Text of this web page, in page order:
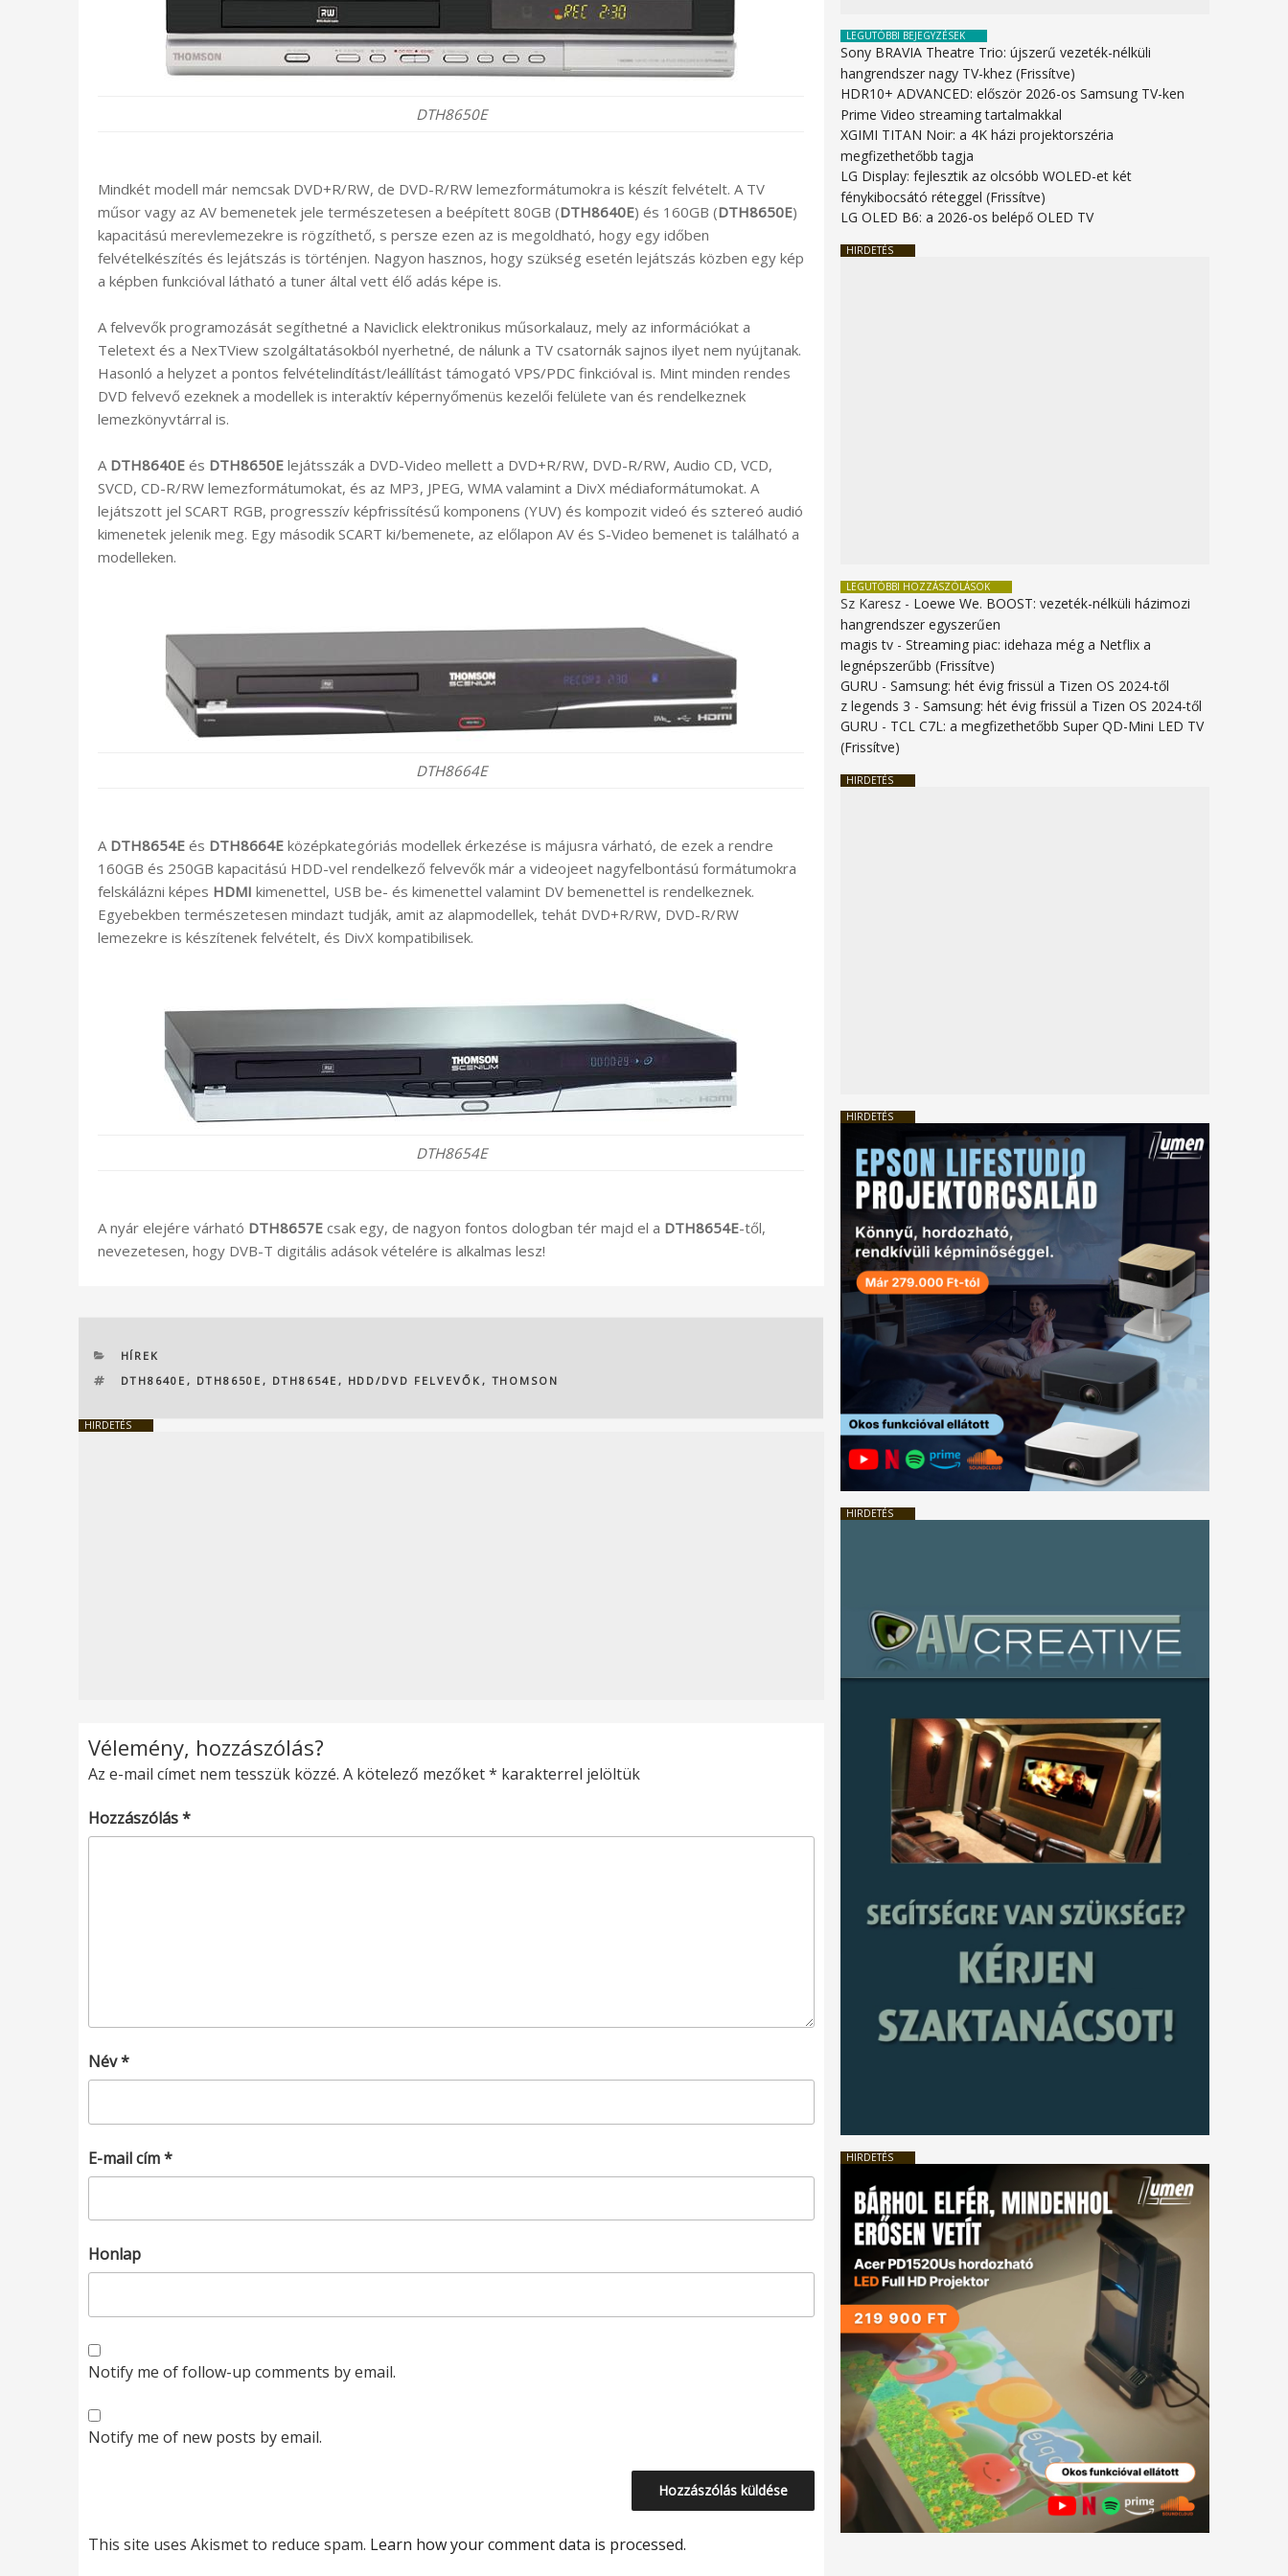
DTH8650E
Mindkét modell már nemcsak DVD+R/RW, de DVD-R/RW lemezformátumokra is készít felvételt. A TV
műsor vagy az AV bemenetek jele természetesen a beépített 80GB (DTH8640E) és 160GB (DTH8650E)
kapacitású merevlemezekre is rögzíthető, s persze ezen az is megoldható, hogy egy időben
felvételkészítés és lejátszás is történjen. Nagyon hasznos, hogy szükség esetén lejátszás közben egy kép
a képben funkcióval látható a tuner által vett élő adás képe is.
A felvevők programozását segíthetné a Naviclick elektronikus műsorkalauz, mely az információkat a
Teletext és a NexTView szolgáltatásokból nyerhetné, de nálunk a TV csatornák sajnos ilyet nem nyújtanak.
Hasonló a helyzet a pontos felvételindítást/leállítást támogató VPS/PDC finkcióval is. Mint minden rendes
DVD felvevő ezeknek a modellek is interaktív képernyőmenüs kezelői felülete van és rendelkeznek
lemezkönyvtárral is.
A DTH8640E és DTH8650E lejátsszák a DVD-Video mellett a DVD+R/RW, DVD-R/RW, Audio CD, VCD,
SVCD, CD-R/RW lemezformátumokat, és az MP3, JPEG, WMA valamint a DivX médiaformátumokat. A
lejátszott jel SCART RGB, progresszív képfrissítésű komponens (YUV) és kompozit videó és sztereó audió
kimenetek jelenik meg. Egy második SCART ki/bemenete, az előlapon AV és S-Video bemenet is található a
modelleken.
DTH8664E
A DTH8654E és DTH8664E középkategóriás modellek érkezése is májusra várható, de ezek a rendre
160GB és 250GB kapacitású HDD-vel rendelkező felvevők már a videojeet nagyfelbontású formátumokra
felskálázni képes HDMI kimenettel, USB be- és kimenettel valamint DV bemenettel is rendelkeznek.
Egyebekben természetesen mindazt tudják, amit az alapmodellek, tehát DVD+R/RW, DVD-R/RW
lemezekre is készítenek felvételt, és DivX kompatibilisek.
DTH8654E
A nyár elejére várható DTH8657E csak egy, de nagyon fontos dologban tér majd el a DTH8654E-től,
nevezetesen, hogy DVB-T digitális adások vételére is alkalmas lesz!
KATEGÓRIÁK
HÍREK
CÍMKÉK
DTH8640E , DTH8650E , DTH8654E , HDD/DVD FELVEVŐK , THOMSON
HIRDETÉS
Vélemény, hozzászólás?
Az e-mail címet nem tesszük közzé. A kötelező mezőket* karakterrel jelöltük
Hozzászólás*
Név*
E-mail cím*
Honlap
Notify me of follow-up comments by email.
Notify me of new posts by email.
This site uses Akismet to reduce spam. Learn how your comment data is processed.
LEGUTÓBBI BEJEGYZÉSEK
Sony BRAVIA Theatre Trio: újszerű vezeték-nélküli
hangrendszer nagy TV-khez (Frissítve)
HDR10+ ADVANCED: először 2026-os Samsung TV-ken
Prime Video streaming tartalmakkal
XGIMI TITAN Noir: a 4K házi projektorszéria
megfizethetőbb tagja
LG Display: fejlesztik az olcsóbb WOLED-et két
fénykibocsátó réteggel (Frissítve)
LG OLED B6: a 2026-os belépő OLED TV
HIRDETÉS
LEGUTÓBBI HOZZÁSZÓLÁSOK
Sz Karesz - Loewe We. BOOST: vezeték-nélküli házimozi
hangrendszer egyszerűen
magis tv -Streaming piac: idehaza még a Netflix a
legnépszerűbb (Frissítve)
GURU -Samsung: hét évig frissül a Tizen OS 2024-től
z legends 3 -Samsung: hét évig frissül a Tizen OS 2024-től
GURU - TCL C7L: a megfizethetőbb Super QD-Mini LED TV
(Frissítve)
HIRDETÉS
HIRDETÉS
HIRDETÉS
HIRDETÉS